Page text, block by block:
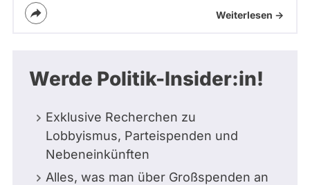
Weiterlesen ->
Werde Politik-Insider:in!
Exklusive Recherchen zu
Lobbyismus, Parteispenden und
Nebeneinkünften
Alles, was man über Großspenden an